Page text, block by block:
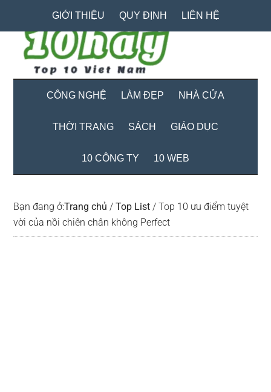
content
secondary
menu
primary
sidebar
GIỚI THIỆU QUY ĐỊNH LIÊN HỆ
CÔNG NGHỆ LÀM ĐẸP NHÀ CỬA
THỜI TRANG SÁCH GIÁO DỤC
10 CÔNG TY 10 WEB
Bạn đang ở:Trang chủ / Top List / Top 10 ưu điểm tuyệt
vời của nồi chiên chân không Perfect